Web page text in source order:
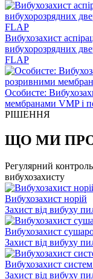
Вибухозахист
вибухорозрядних
FLAP
Особисте:
мембранами VMP і
РІШЕННЯ
ЩО МИ
Регулярний
вибухозахисту
Вибухозахист норій
Захист від вибуху
Вибухозахист
Захист від вибуху
Вибухозахист
Захист від вибуху